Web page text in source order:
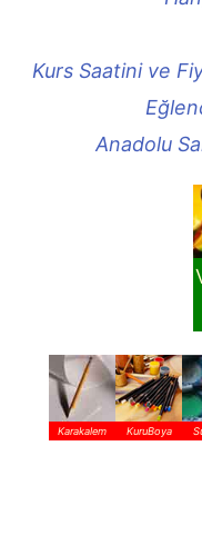
Kurs Saatini ve
Anadolu
Karakalem KuruBoya